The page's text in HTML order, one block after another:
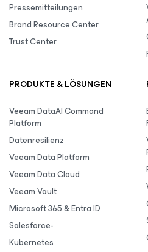
Pressemitteilungen
Brand Resource Center
Trust Center
PRODUKTE & LÖSUNGEN
Veeam DataAI Command
Platform
Datenresilienz
Veeam Data Platform
Veeam Data Cloud
Veeam Vault
Microsoft 365 & Entra ID
Salesforce-
Kubernetes